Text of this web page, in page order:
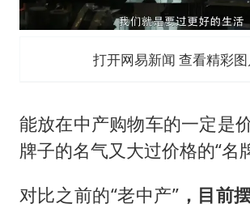
打开网易新闻 查看精彩
能放在中产购物车的一定是
牌子的名气又大过价格的“名
对比之前的“老中产” ，目前